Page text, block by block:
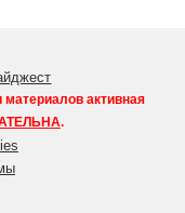
активная
.